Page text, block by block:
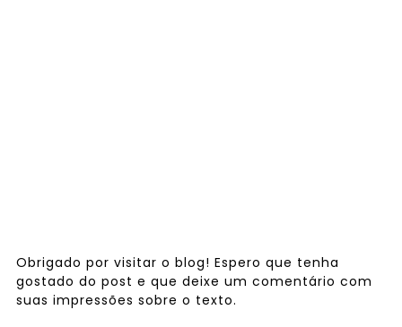
Obrigado por visitar o blog! Espero que tenha
gostado do post e que deixe um comentário com
suas impressões sobre o texto.